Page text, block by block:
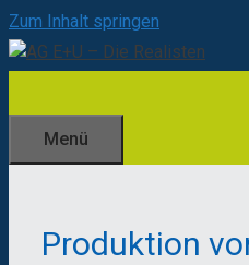
Zum Inhalt springen
Menü
Produktion